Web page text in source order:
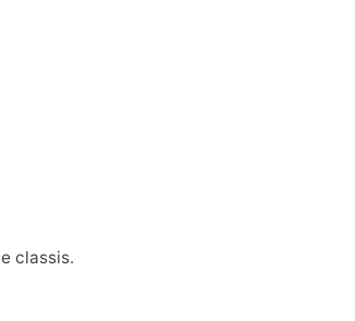
classis.